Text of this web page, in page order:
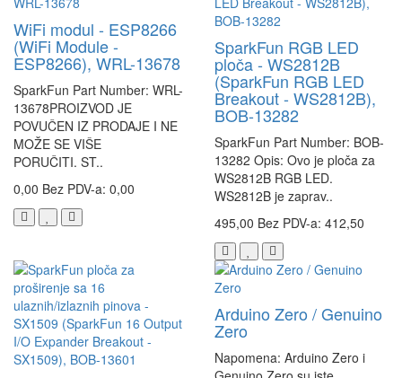
WiFi modul - ESP8266
(WiFi Module -
ESP8266), WRL-13678
SparkFun Part Number: WRL-
13678PROIZVOD JE
POVUČEN IZ PRODAJE I NE
MOŽE SE VIŠE
PORUČITI. ST..
0,00 Bez PDV-a: 0,00
SparkFun RGB LED
ploča - WS2812B
(SparkFun RGB LED
Breakout - WS2812B),
BOB-13282
SparkFun Part Number: BOB-
13282 Opis: Ovo je ploča za
WS2812B RGB LED.
WS2812B je zaprav..
495,00 Bez PDV-a: 412,50
Arduino Zero / Genuino
Zero
Napomena: Arduino Zero i